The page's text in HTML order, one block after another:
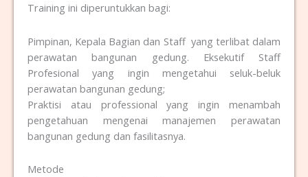
Training ini diperuntukkan bagi:
Pimpinan, Kepala Bagian dan Staff yang terlibat dalam
perawatan bangunan gedung. Eksekutif Staff
Profesional yang ingin mengetahui seluk-beluk
perawatan bangunan gedung;
Praktisi atau professional yang ingin menambah
pengetahuan mengenai manajemen perawatan
bangunan gedung dan fasilitasnya.
Metode